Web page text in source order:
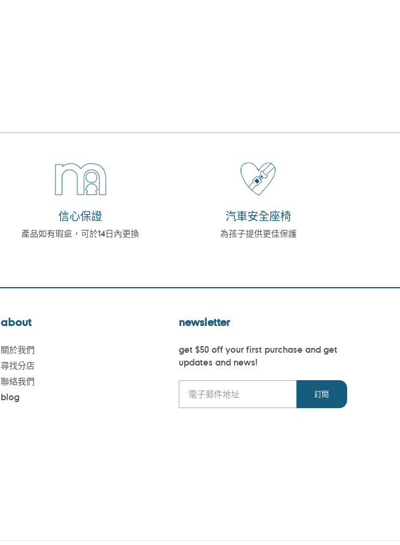
信心保證
產品如有瑕疵，可於14日內更換
汽車安全座椅
為孩子提供更佳保護
about
關於我們
尋找分店
聯絡我們
blog
newsletter
get $50 off your first purchase and get
updates and news!